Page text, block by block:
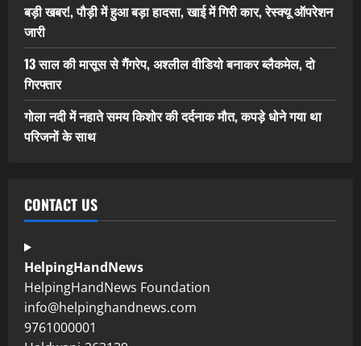
बड़ी खबर!, पौड़ी में हुआ बड़ा हादसा, खाई में गिरी कार, रेस्क्यू ऑपरेशन
जारी
13 साल की मासूस से गैंगरेप, अश्लील वीडियो बनाकर ब्लैकमेल, दो
गिरफ्तार
गोला नदी में नहाते समय किशोर की दर्दनाक मौत, कपड़े धोने गया था
परिजनों के साथ
CONTACT US
HelpingHandNews
HelpingHandNews Foundation
info@helpinghandnews.com
9761000001